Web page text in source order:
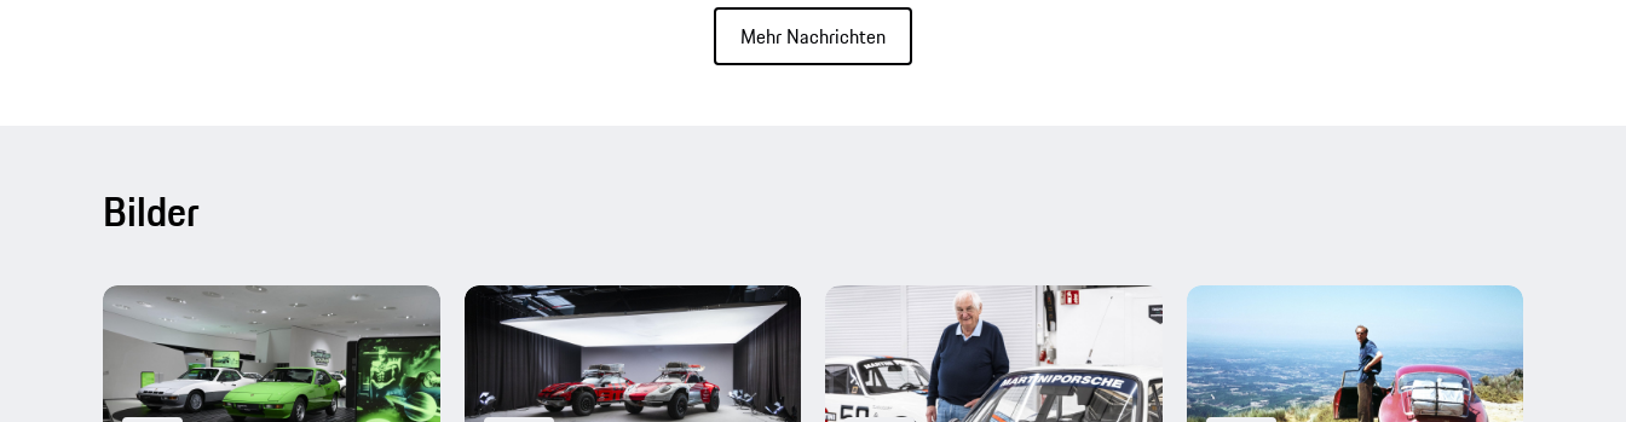
Mehr Nachrichten
Bilder